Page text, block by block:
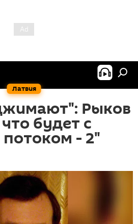
Латвия
Рыков
будет с
- 2"